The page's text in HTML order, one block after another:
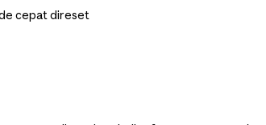
cepat direset